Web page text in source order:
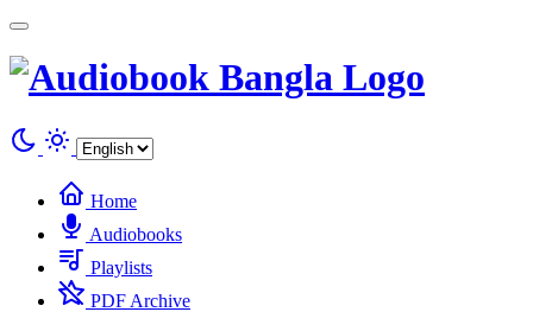
Home
Audiobooks
Playlists
PDF Archive